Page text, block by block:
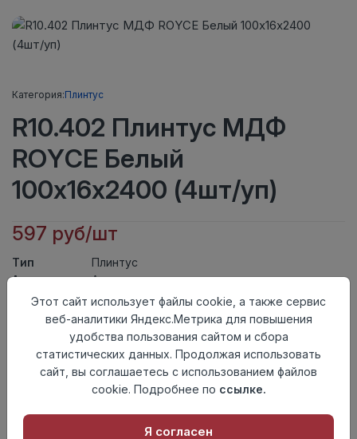
Категория:Плинтус
R10.402 Плинтус МДФ
ROYCE Белый
100x16x2400 (4шт/уп)
597 руб/шт
Тип
Плинтус
АктуальностьАктуален
Материал
МДФ
Страна
происхождения
Россия
Осталось32 шт
Добавить в корзину
Внимание! Внешний вид товара может отличаться от
представленного на настоящем сайте. Проверяйте
Этот сайт использует файлы cookie, а также сервис
веб-аналитики Яндекс.Метрика для повышения
удобства пользования сайтом и сбора
статистических данных. Продолжая использовать
сайт, вы соглашаетесь с использованием файлов
cookie. Подробнее по ссылке.
Я согласен